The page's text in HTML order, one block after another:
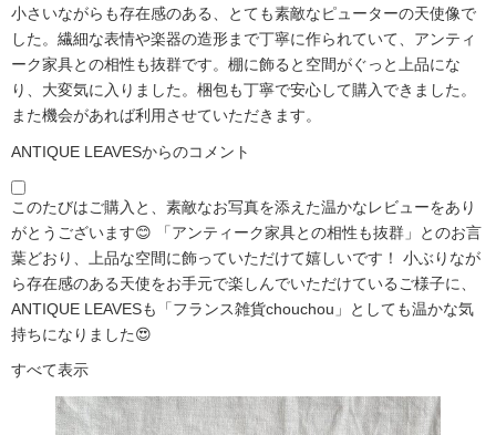
小さいながらも存在感のある、とても素敵なピューターの天使像で
した。繊細な表情や楽器の造形まで丁寧に作られていて、アンティ
ーク家具との相性も抜群です。棚に飾ると空間がぐっと上品にな
り、大変気に入りました。梱包も丁寧で安心して購入できました。
また機会があれば利用させていただきます。
ANTIQUE LEAVESからのコメント
このたびはご購入と、素敵なお写真を添えた温かなレビューをあり
がとうございます😊 「アンティーク家具との相性も抜群」とのお言
葉どおり、上品な空間に飾っていただけて嬉しいです！ 小ぶりなが
ら存在感のある天使をお手元で楽しんでいただけているご様子に、
ANTIQUE LEAVESも「フランス雑貨chouchou」としても温かな気
持ちになりました😍
すべて表示